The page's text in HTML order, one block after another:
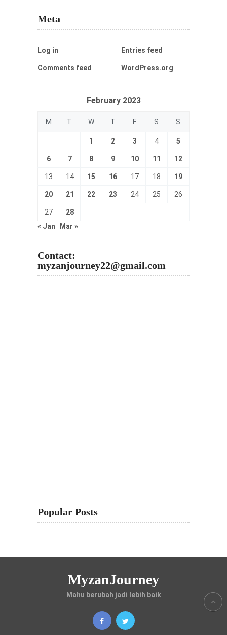
Meta
Log in Entries feed
Comments feed WordPress.org
February 2023
M T W T F S S
1 2 3 4 5
6 7 8 9 10 11 12
13 14 15 16 17 18 19
20 21 22 23 24 25 26
27
28
« Jan
Mar »
Contact:
myzanjourney22@gmail.com
Popular Posts
MyzanJourney
Mahu berubah jadi lebih baik